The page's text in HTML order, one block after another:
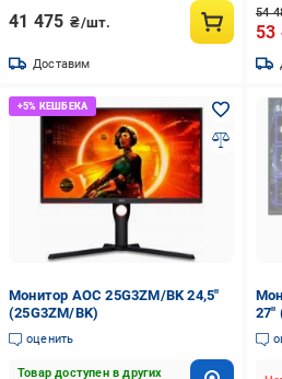
41 475 ₴/шт.
Доставим
54
53
Монитор AOC 25G3ZM/BK 24,5"
(25G3ZM/BK)
оценить
Товар доступен в других
27"